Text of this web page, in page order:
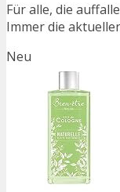
Für alle, die
Immer die
Neu